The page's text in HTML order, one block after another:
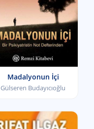
Madalyonun İçi
Gülseren Budayıcıoğlu